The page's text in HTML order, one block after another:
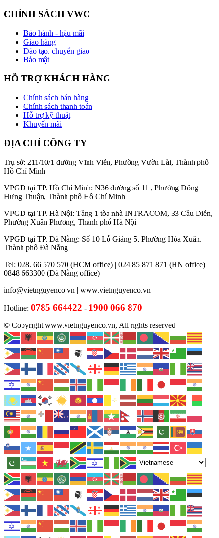
CHÍNH SÁCH VWC
Bảo hành - hậu mãi
Giao hàng
Đào tạo, chuyển giao
Bảo mật
HỖ TRỢ KHÁCH HÀNG
Chính sách bán hàng
Chính sách thanh toán
Hỗ trợ kỹ thuật
Khuyến mãi
ĐỊA CHỈ CÔNG TY
Trụ sở: 211/10/1 đường Vĩnh Viễn, Phường Vườn Lài, Thành phố
Hồ Chí Minh
VPGD tại TP. Hồ Chí Minh: N36 đường số 11 , Phường Đông
Hưng Thuận, Thành phố Hồ Chí Minh
VPGD tại TP. Hà Nội: Tầng 1 tòa nhà INTRACOM, 33 Cầu Diễn,
Phường Xuân Phương, Thành phố Hà Nội
VPGD tại TP. Đà Nẵng: Số 10 Lỗ Giáng 5, Phường Hòa Xuân,
Thành phố Đà Nẵng
Tel: 028. 66 570 570 (HCM office) | 024.85 871 871 (HN office) |
0848 663300 (Đà Nẵng office)
info@vietnguyenco.vn | www.vietnguyenco.vn
Hotline: 0785 664422 - 1900 066 870
© Copyright www.vietnguyenco.vn, All rights reserved